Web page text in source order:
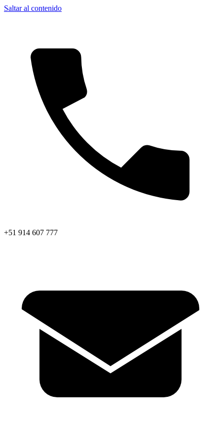
Saltar al contenido
+51 914 607 777